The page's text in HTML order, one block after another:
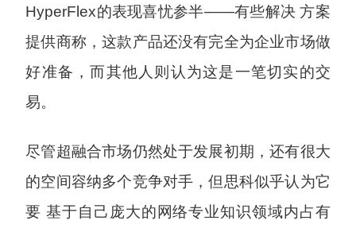
HyperFlex的表现喜忧参半——有些解决 方案
提供商称，这款产品还没有完全为企业市场做
好准备，而其他人则认为这是一笔切实的交
易。
尽管超融合市场仍然处于发展初期，还有很大
的空间容纳多个竞争对手，但思科似乎认为它
要 基于自己庞大的网络专业知识领域内占有